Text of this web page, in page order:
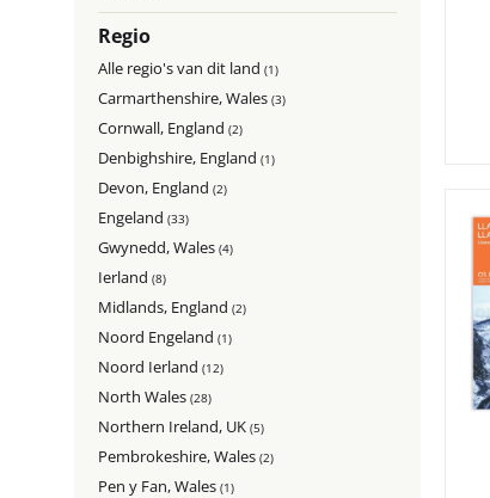
Regio
Alle regio's van dit land (1)
Carmarthenshire, Wales (3)
Cornwall, England (2)
Denbighshire, England (1)
Devon, England (2)
Engeland (33)
Gwynedd, Wales (4)
Ierland (8)
Midlands, England (2)
Noord Engeland (1)
Noord Ierland (12)
North Wales (28)
Northern Ireland, UK (5)
Pembrokeshire, Wales (2)
Pen y Fan, Wales (1)